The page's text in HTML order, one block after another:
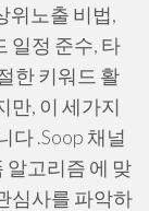
위노출 비법,
일정 준수, 타
한 키워드 활
만, 이 세가지
다 .Soop 채널
알고리즘 에 맞
심사를 파악하